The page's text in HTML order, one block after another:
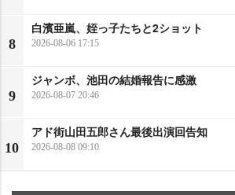
8
白濱亜嵐、姪っ子たちと2ショット
2026-08-06 17:15
9
ジャンボ、池田の結婚報告に感激
2026-08-07 20:46
10
アド街山田五郎さん最後出演回告知
2026-08-08 09:10